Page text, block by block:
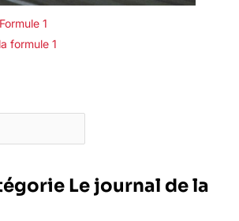
1
formule 1
Le journal de la